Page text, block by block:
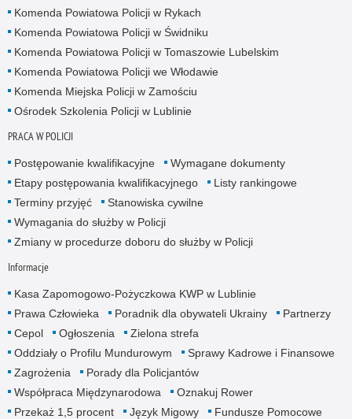
Komenda Powiatowa Policji w Rykach
Komenda Powiatowa Policji w Świdniku
Komenda Powiatowa Policji w Tomaszowie Lubelskim
Komenda Powiatowa Policji we Włodawie
Komenda Miejska Policji w Zamościu
Ośrodek Szkolenia Policji w Lublinie
PRACA W POLICJI
Postępowanie kwalifikacyjne
Wymagane dokumenty
Etapy postępowania kwalifikacyjnego
Listy rankingowe
Terminy przyjęć
Stanowiska cywilne
Wymagania do służby w Policji
Zmiany w procedurze doboru do służby w Policji
Informacje
Kasa Zapomogowo-Pożyczkowa KWP w Lublinie
Prawa Człowieka
Poradnik dla obywateli Ukrainy
Partnerzy
Cepol
Ogłoszenia
Zielona strefa
Oddziały o Profilu Mundurowym
Sprawy Kadrowe i Finansowe
Zagrożenia
Porady dla Policjantów
Współpraca Międzynarodowa
Oznakuj Rower
Przekaż 1,5 procent
Język Migowy
Fundusze Pomocowe